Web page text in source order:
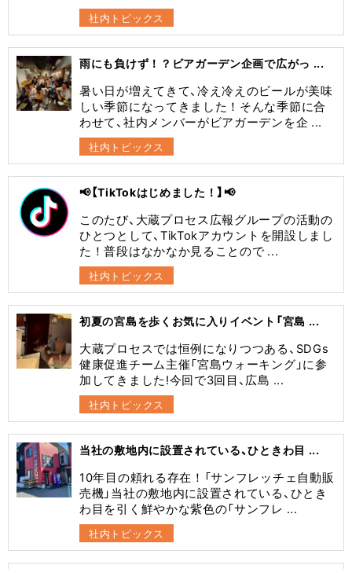
社内トピックス
雨にも負けず！？ビアガーデン企画で広がっ ...
暑い日が増えてきて、冷え冷えのビールが美味
しい季節になってきました！そんな季節に合
わせて、社内メンバーがビアガーデンを企 ...
社内トピックス
📢【TikTokはじめました！】📢
このたび、大蔵プロセス広報グループの活動の
ひとつとして、TikTokアカウントを開設しまし
た！普段はなかなか見ることので ...
社内トピックス
初夏の宮島を歩くお気に入りイベント「宮島 ...
大蔵プロセスでは恒例になりつつある、SDGs
健康促進チーム主催「宮島ウォーキング」に参
加してきました!今回で3回目、広島 ...
社内トピックス
当社の敷地内に設置されている、ひときわ目 ...
10年目の頼れる存在！「サンフレッチェ自動販
売機」当社の敷地内に設置されている、ひとき
わ目を引く鮮やかな紫色の「サンフレ ...
社内トピックス